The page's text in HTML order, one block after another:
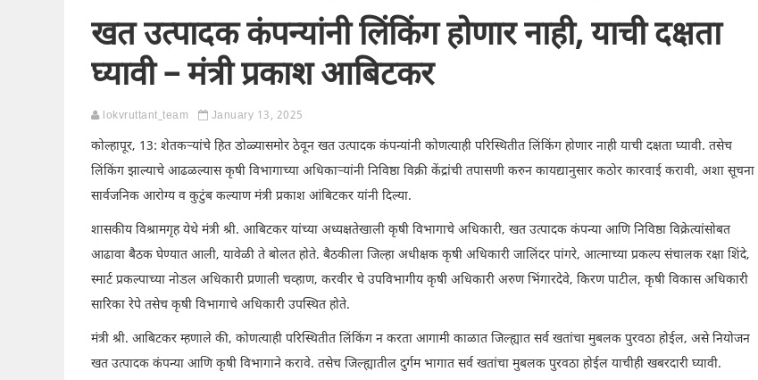
खत उत्पादक कंपन्यांनी लिंकिंग होणार नाही, याची दक्षता
घ्यावी – मंत्री प्रकाश आबिटकर
lokvruttant_team January 13, 2025
कोल्हापूर, 13: शेतकऱ्यांचे हित डोळ्यासमोर ठेवून खत उत्पादक कंपन्यांनी कोणत्याही परिस्थितीत लिंकिंग होणार नाही याची दक्षता घ्यावी. तसेच
लिंकिंग झाल्याचे आढळल्यास कृषी विभागाच्या अधिकाऱ्यांनी निविष्ठा विक्री केंद्रांची तपासणी करुन कायद्यानुसार कठोर कारवाई करावी, अशा सूचना
सार्वजनिक आरोग्य व कुटुंब कल्याण मंत्री प्रकाश आंबिटकर यांनी दिल्या.
शासकीय विश्रामगृह येथे मंत्री श्री. आबिटकर यांच्या अध्यक्षतेखाली कृषी विभागाचे अधिकारी, खत उत्पादक कंपन्या आणि निविष्ठा विक्रेत्यांसोबत
आढावा बैठक घेण्यात आली, यावेळी ते बोलत होते. बैठकीला जिल्हा अधीक्षक कृषी अधिकारी जालिंदर पांगरे, आत्माच्या प्रकल्प संचालक रक्षा शिंदे,
स्मार्ट प्रकल्पाच्या नोडल अधिकारी प्रणाली चव्हाण, करवीर चे उपविभागीय कृषी अधिकारी अरुण भिंगारदेवे, किरण पाटील, कृषी विकास अधिकारी
सारिका रेपे तसेच कृषी विभागाचे अधिकारी उपस्थित होते.
मंत्री श्री. आबिटकर म्हणाले की, कोणत्याही परिस्थितीत लिंकिंग न करता आगामी काळात जिल्ह्यात सर्व खतांचा मुबलक पुरवठा होईल, असे नियोजन
खत उत्पादक कंपन्या आणि कृषी विभागाने करावे. तसेच जिल्ह्यातील दुर्गम भागात सर्व खतांचा मुबलक पुरवठा होईल याचीही खबरदारी घ्यावी.